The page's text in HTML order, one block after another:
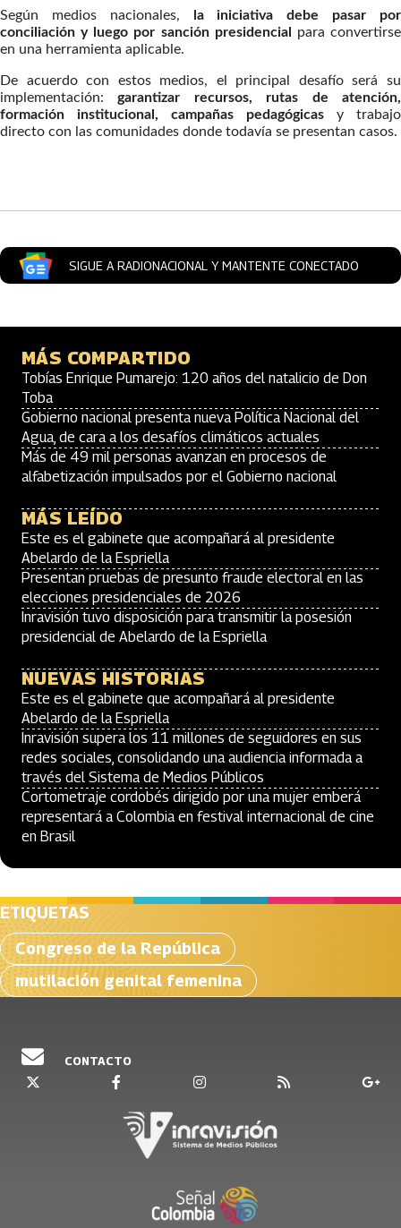
Según medios nacionales, la iniciativa debe pasar por
conciliación y luego por sanción presidencial para convertirse
en una herramienta aplicable.
De acuerdo con estos medios, el principal desafío será su
implementación: garantizar recursos, rutas de atención,
formación institucional, campañas pedagógicas y trabajo
directo con las comunidades donde todavía se presentan casos.
SIGUE A RADIONACIONAL Y MANTENTE CONECTADO
MÁS COMPARTIDO
Tobías Enrique Pumarejo: 120 años del natalicio de Don
Toba
Gobierno nacional presenta nueva Política Nacional del
Agua, de cara a los desafíos climáticos actuales
Más de 49 mil personas avanzan en procesos de
alfabetización impulsados por el Gobierno nacional
MÁS LEÍDO
Este es el gabinete que acompañará al presidente
Abelardo de la Espriella
Presentan pruebas de presunto fraude electoral en las
elecciones presidenciales de 2026
Inravisión tuvo disposición para transmitir la posesión
presidencial de Abelardo de la Espriella
NUEVAS HISTORIAS
Este es el gabinete que acompañará al presidente
Abelardo de la Espriella
Inravisión supera los 11 millones de seguidores en sus
redes sociales, consolidando una audiencia informada a
través del Sistema de Medios Públicos
Cortometraje cordobés dirigido por una mujer emberá
representará a Colombia en festival internacional de cine
en Brasil
ETIQUETAS
Congreso de la República
mutilación genital femenina
CONTACTO